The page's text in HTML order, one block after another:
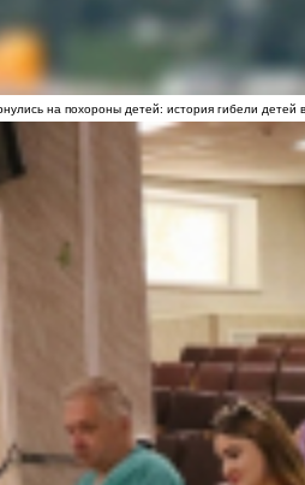
на похороны детей: история гибели детей